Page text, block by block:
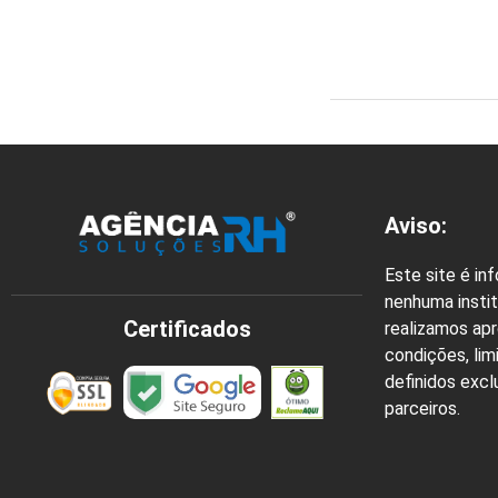
Certificados
Aviso:
Este site é
nenhuma
realizamos
condições,
definidos
parceiros.